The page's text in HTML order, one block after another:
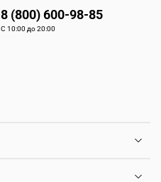
8 (800) 600-98-85
С 10:00 до 20:00